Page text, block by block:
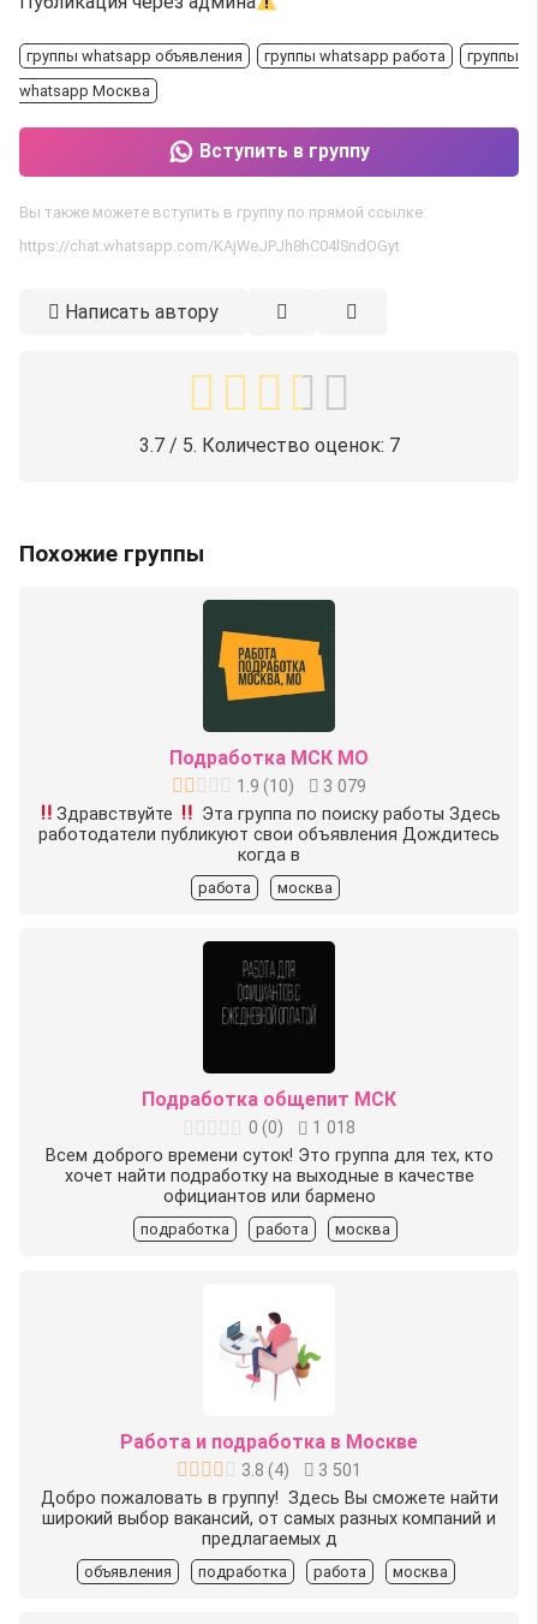
группы whatsapp объявления группы whatsapp работа
группы
whatsapp Москва
Вступить в группу
Вы также можете вступить в группу по прямой ссылке:
https://chat.whatsapp.com/KAjWeJPJh8hC04lSndOGyt
Написать автору
3.7/ 5. Количество оценок: 7
Похожие группы
Подработка МСК МО
1.9 (10)
3 079
Здравствуйте
Эта группа по поиску работы Здесь
работодатели публикуют свои объявления Дождитесь
когда в
работа москва
Подработка общепит МСК
0 (0)
1 018
Всем доброго времени суток! Это группа для тех, кто
хочет найти подработку на выходные в качестве
официантов или бармено
подработка работа москва
Работа и подработка в Москве
3.8 (4)
3 501
Добро пожаловать в группу! ️ Здесь Вы сможете найти
широкий выбор вакансий, от самых разных компаний и
предлагаемых д
объявления подработка работа москва